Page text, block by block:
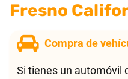
Fresno
Compra de
Si tienes un automóvil